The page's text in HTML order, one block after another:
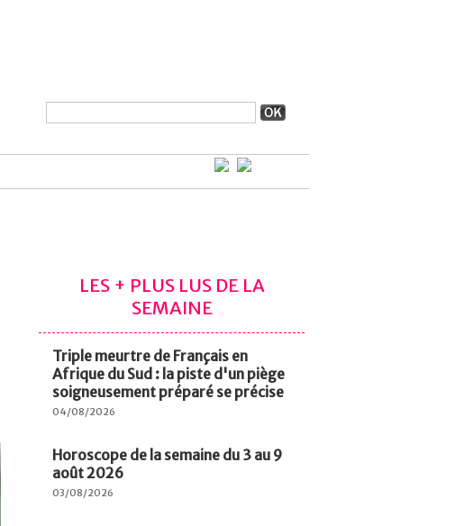
LES + PLUS LUS DE LA
SEMAINE
Triple meurtre de Français en
Afrique du Sud : la piste d'un piège
soigneusement préparé se précise
04/08/2026
Horoscope de la semaine du 3 au 9
août 2026
03/08/2026